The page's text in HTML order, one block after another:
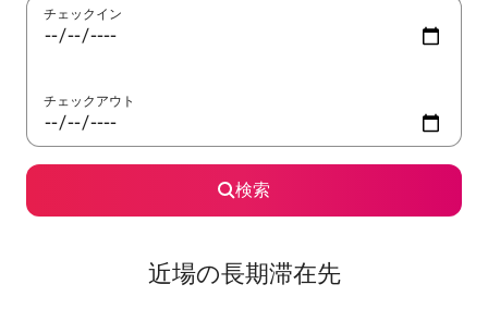
チェックイン
チェックアウト
検索
近場の長期滞在先